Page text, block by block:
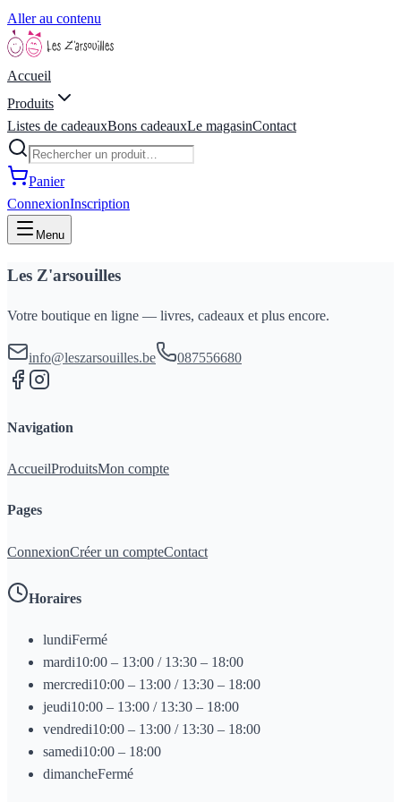
Aller au contenu
Accueil
Produits
Listes de cadeauxBons cadeauxLe magasinContact
Panier
ConnexionInscription
Menu
Les Z'arsouilles
Votre boutique en ligne — livres, cadeaux et plus encore.
info@leszarsouilles.be 087556680
Navigation
AccueilProduitsMon compte
Pages
ConnexionCréer un compteContact
Horaires
lundiFermé
mardi10:00 – 13:00 / 13:30 – 18:00
mercredi10:00 – 13:00 / 13:30 – 18:00
jeudi10:00 – 13:00 / 13:30 – 18:00
vendredi10:00 – 13:00 / 13:30 – 18:00
samedi10:00 – 18:00
dimancheFermé